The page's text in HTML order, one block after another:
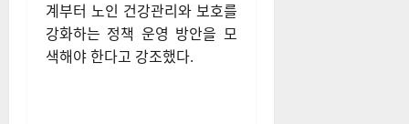
계부터 노인 건강관리와 보호를
강화하는 정책 운영 방안을 모
색해야 한다고 강조했다.